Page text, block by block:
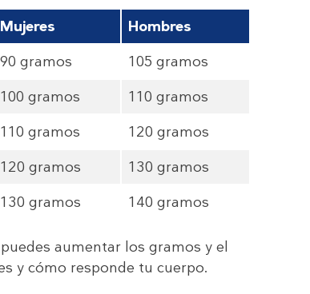
Mujeres
Hombres
90 gramos
105 gramos
100 gramos
110 gramos
110 gramos
120 gramos
120 gramos
130 gramos
130 gramos 140 gramos
puedes aumentar los gramos y el
y cómo responde tu cuerpo.